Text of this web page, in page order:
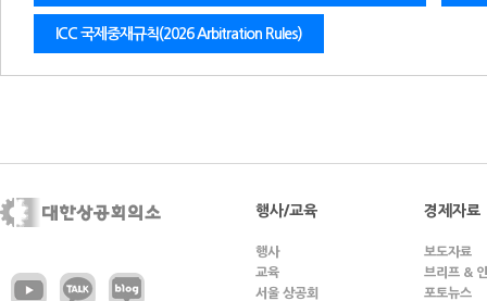
ICC 국제중재규칙(2026 Arbitration Rules)
행사/교육
행사
교육
서울 상공회
경제자료
보도자료
브리프 &
포토뉴스